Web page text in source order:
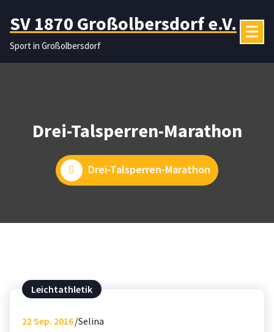
Inhalt
springen
SV 1870 Großolbersdorf e.V.
Sport in Großolbersdorf
Drei-Talsperren-Marathon
Drei-Talsperren-Marathon
Leichtathletik
22Sep. 2016 Selina